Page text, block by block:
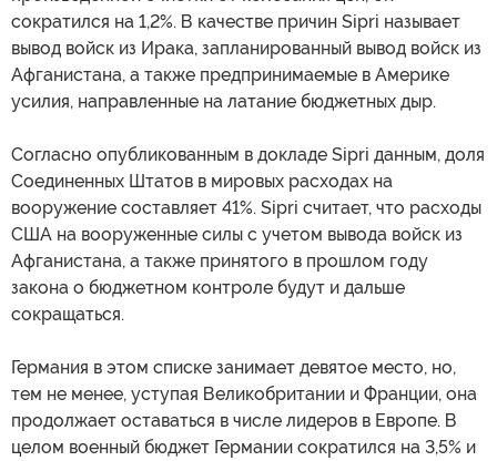
сократился на 1,2%. В качестве причин Sipri называет
вывод войск из Ирака, запланированный вывод войск из
Афганистана, а также предпринимаемые в Америке
усилия, направленные на латание бюджетных дыр.
Согласно опубликованным в докладе Sipri данным, доля
Соединенных Штатов в мировых расходах на
вооружение составляет 41%. Sipri считает, что расходы
США на вооруженные силы с учетом вывода войск из
Афганистана, а также принятого в прошлом году
закона о бюджетном контроле будут и дальше
сокращаться.
Германия в этом списке занимает девятое место, но,
тем не менее, уступая Великобритании и Франции, она
продолжает оставаться в числе лидеров в Европе. В
целом военный бюджет Германии сократился на 3,5% и